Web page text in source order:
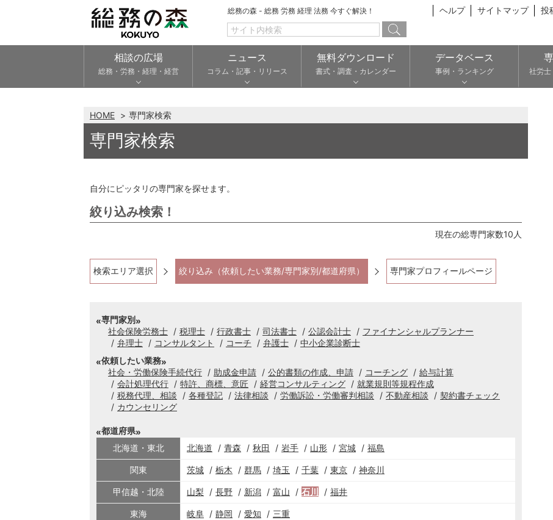
総務の森 - 総務 労務 経理 法務 今すぐ解決！ ヘルプ サイトマップ 投
相談の広場
総務・労務・経理・経営
ニュース
コラム・記事・リリース
無料ダウンロード
書式・調査・カレンダー
データベース
事例・ランキング 社労士
HOME 専門家検索
専門家検索
自分にピッタリの専門家を探せます。
絞り込み検索！
現在の総専門家数10人
検索エリア選択 絞り込み（依頼したい業務/専門家別/都道府県） 専門家プロフィールページ
専門家別
社会保険労務士
税理士 行政書士 司法書士 公認会計士
ファイナンシャルプランナー
弁理士
コンサルタント コーチ 弁護士
中小企業診断士
依頼したい業務
社会・労働保険手続代行
助成金申請 公的書類の作成、申請 コーチング
給与計算
会計処理代行
特許、商標、意匠 経営コンサルティング
就業規則等規程作成
税務代理、相談
各種登記 法律相談 労働訴訟・労働審判相談 不動産相談
契約書チェック
カウンセリング
都道府県
北海道・東北
北海道 青森 秋田 岩手 山形 宮城 福島
関東 茨城 栃木 群馬 埼玉 千葉 東京 神奈川
甲信越・北陸 山梨 長野 新潟 富山 石川 福井
東海 岐阜 静岡 愛知 三重